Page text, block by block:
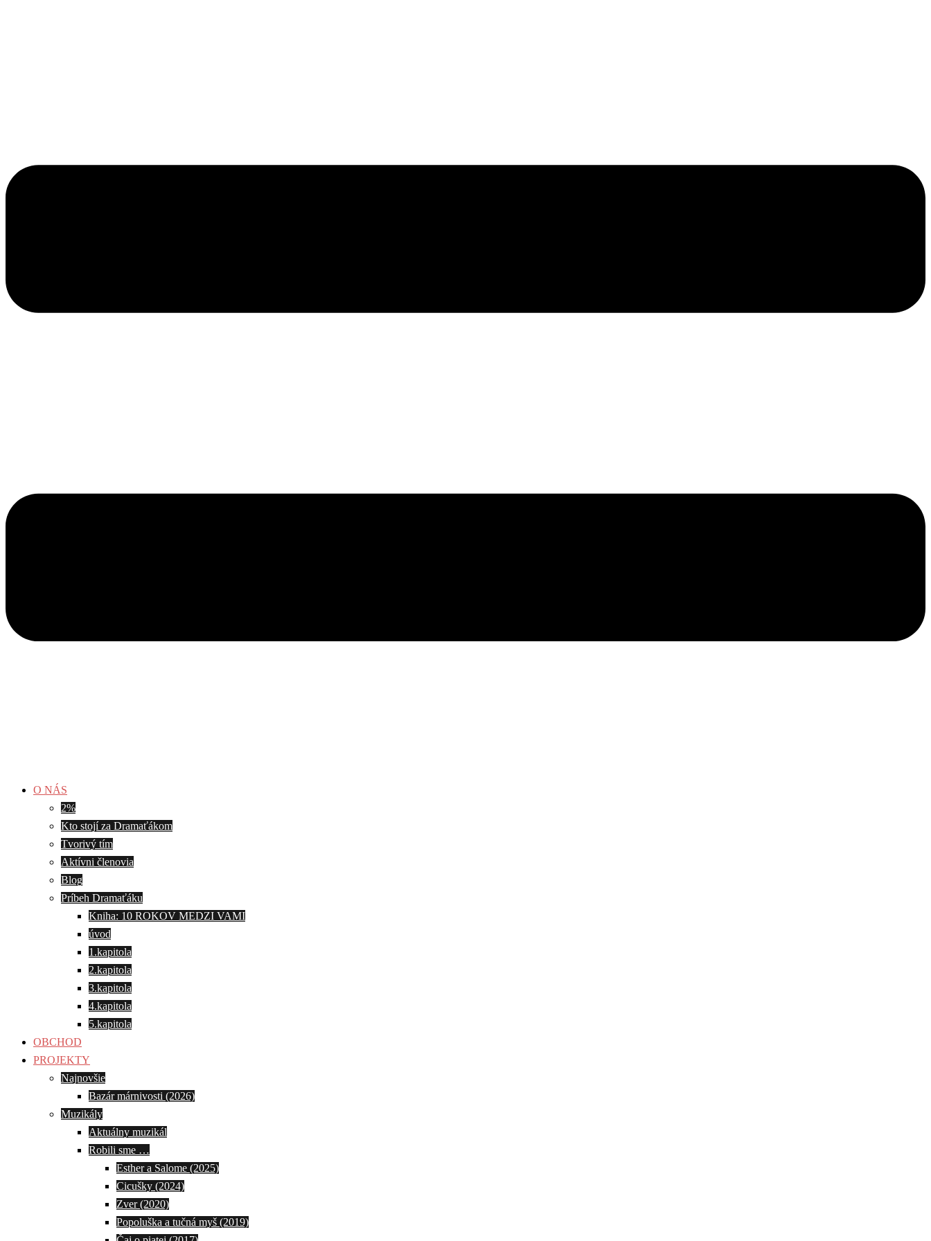
O NÁS
2%
Kto stojí za Dramaťákom
Tvorivý tím
Aktívni členovia
Blog
Príbeh Dramaťáku
Kniha: 10 ROKOV MEDZI VAMI
úvod
1.kapitola
2.kapitola
3.kapitola
4.kapitola
5.kapitola
OBCHOD
PROJEKTY
Najnovšie
Bazár márnivosti (2026)
Muzikály
Aktuálny muzikál
Robili sme …
Esther a Salome (2025)
Cicušky (2024)
Zver (2020)
Popoluška a tučná myš (2019)